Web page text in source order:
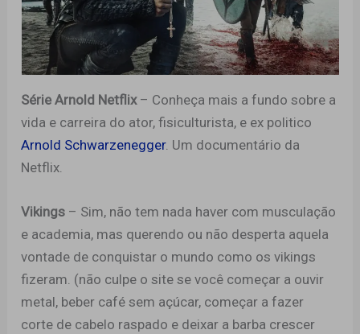
Série Arnold Netflix – Conheça mais a fundo sobre a
vida e carreira do ator, fisiculturista, e ex politico
Arnold Schwarzenegger. Um documentário da
Netflix.
Vikings – Sim, não tem nada haver com musculação
e academia, mas querendo ou não desperta aquela
vontade de conquistar o mundo como os vikings
fizeram. (não culpe o site se você começar a ouvir
metal, beber café sem açúcar, começar a fazer
corte de cabelo raspado e deixar a barba crescer